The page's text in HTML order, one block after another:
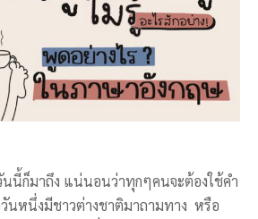
นนี้ก็มาถึง แน่นอนว่าทุกๆคนจะต้องใช้คำ
วันหนึ่งมีชาวต่างชาติมาถามทาง หรือ